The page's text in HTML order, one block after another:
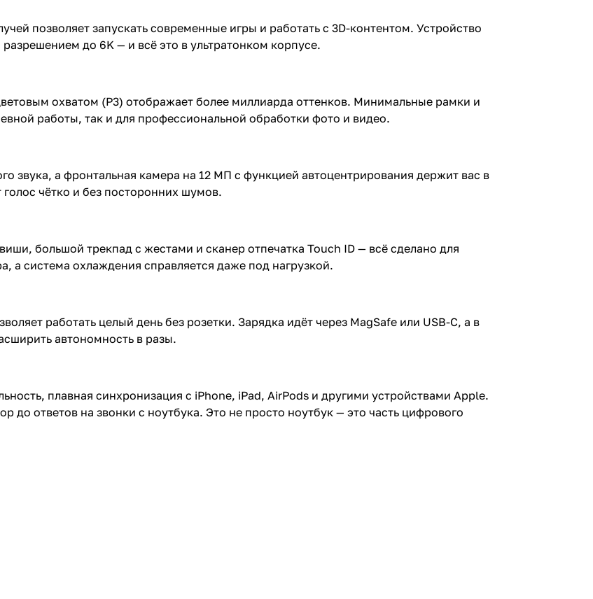
позволяет запускать современные игры и работать с 3D-контентом. Устройство
до 6K — и всё это в ультратонком корпусе.
охватом (P3) отображает более миллиарда оттенков. Минимальные рамки и
работы, так и для профессиональной обработки фото и видео.
звука, а фронтальная камера на 12 МП с функцией автоцентрирования держит вас в
чётко и без посторонних шумов.
большой трекпад с жестами и сканер отпечатка Touch ID — всё сделано для
а система охлаждения справляется даже под нагрузкой.
работать целый день без розетки. Зарядка идёт через MagSafe или USB-C, а в
автономность в разы.
плавная синхронизация с iPhone, iPad, AirPods и другими устройствами Apple.
до ответов на звонки с ноутбука. Это не просто ноутбук — это часть цифрового